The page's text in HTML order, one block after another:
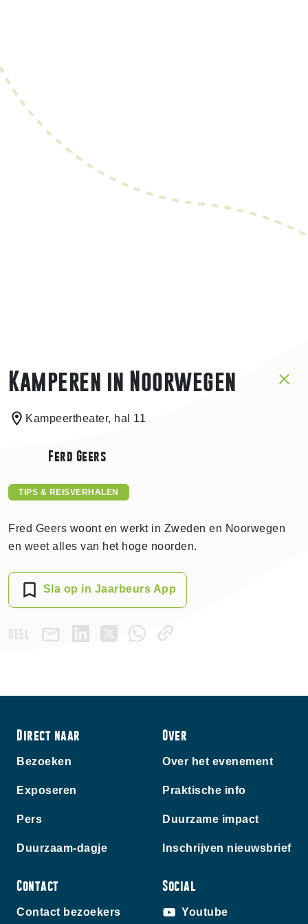
Kamperen in Noorwegen
Kampeertheater, hal 11
Ferd Geers
TIPS & REISVERHALEN
Fred Geers woont en werkt in Zweden en Noorwegen
en weet alles van het hoge noorden.
Sla op in Jaarbeurs App
DEEL
Direct naar
Bezoeken
Exposeren
Pers
Duurzaam-dagje
Over
Over het evenement
Praktische info
Duurzame impact
Inschrijven nieuwsbrief
Contact
Contact bezoekers
Social
Youtube